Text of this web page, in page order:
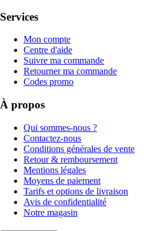
Services
Mon compte
Centre d'aide
Suivre ma commande
Retourner ma commande
Codes promo
À propos
Qui sommes-nous ?
Contactez-nous
Conditions générales de vente
Retour & remboursement
Mentions légales
Moyens de paiement
Tarifs et options de livraison
Avis de confidentialité
Notre magasin